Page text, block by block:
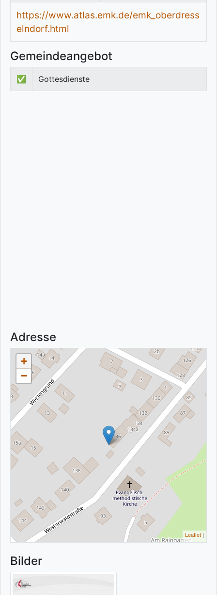
https://www.atlas.emk.de/emk_oberdress
elndorf.html
Gemeindeangebot
✅ Gottesdienste
Adresse
+
−
Leaflet |
Bilder